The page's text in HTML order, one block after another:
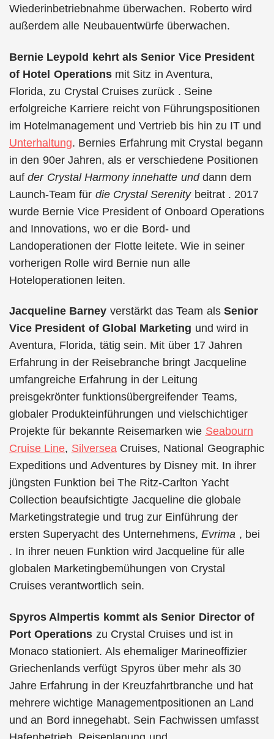
Wiederinbetriebnahme überwachen. Roberto wird
außerdem alle Neubauentwürfe überwachen.
Bernie Leypold kehrt alsSenior Vice President
of Hotel Operationsmit Sitz in Aventura,
Florida, zu Crystal Cruises zurück . Seine
erfolgreiche Karriere reicht von Führungspositionen
im Hotelmanagement und Vertrieb bis hin zu IT und
Unterhaltung. Bernies Erfahrung mit Crystal begann
in den 90er Jahren, als er verschiedene Positionen
aufder Crystal Harmony innehatte unddann dem
Launch-Team für die Crystal Serenitybeitrat . 2017
wurde Bernie Vice President of Onboard Operations
and Innovations, wo er die Bord- und
Landoperationen der Flotte leitete. Wie in seiner
vorherigen Rolle wird Bernie nun alle
Hoteloperationen leiten.
Jacqueline Barney verstärkt das Team als Senior
Vice President of Global Marketing und wird in
Aventura, Florida, tätig sein. Mit über 17 Jahren
Erfahrung in der Reisebranche bringt Jacqueline
umfangreiche Erfahrung in der Leitung
preisgekrönter funktionsübergreifender Teams,
globaler Produkteinführungen und vielschichtiger
Projekte für bekannte Reisemarken wie Seabourn
Cruise Line, SilverseaCruises, National Geographic
Expeditions und Adventures by Disney mit. In ihrer
jüngsten Funktion bei The Ritz-Carlton Yacht
Collection beaufsichtigte Jacqueline die globale
Marketingstrategie und trug zur Einführung der
ersten Superyacht des Unternehmens,Evrima , bei
. In ihrer neuen Funktion wird Jacqueline für alle
globalen Marketingbemühungen von Crystal
Cruises verantwortlich sein.
Spyros Almpertis kommt alsSenior Director of
Port Operations zu Crystal Cruises und ist in
Monaco stationiert. Als ehemaliger Marineoffizier
Griechenlands verfügt Spyros über mehr als 30
Jahre Erfahrung in der Kreuzfahrtbranche und hat
mehrere wichtige Managementpositionen an Land
und an Bord innegehabt. Sein Fachwissen umfasst